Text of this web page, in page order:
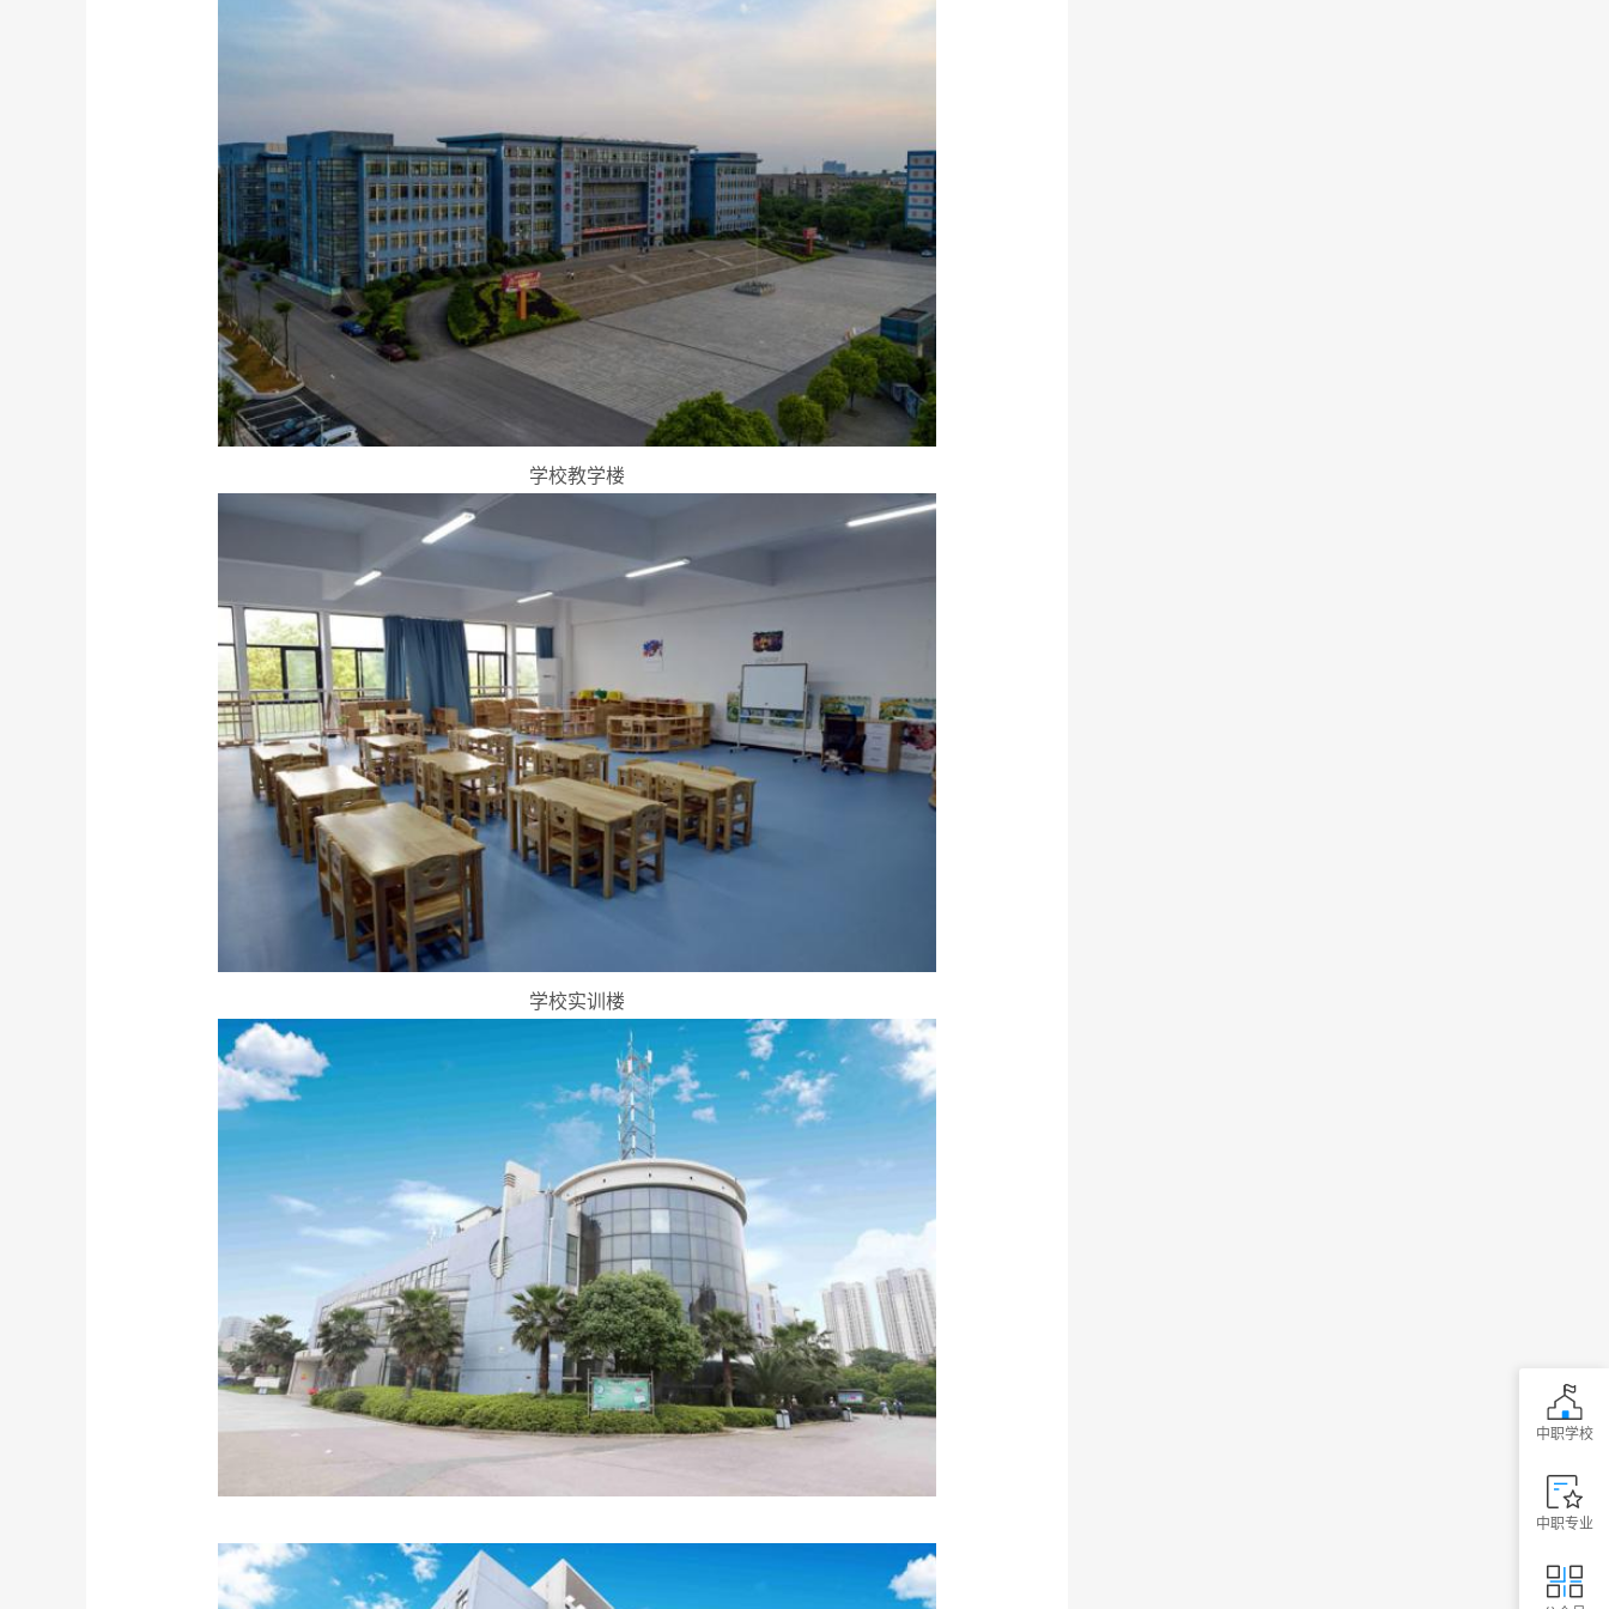
学校教学楼
学校实训楼
中职学校
中职专业